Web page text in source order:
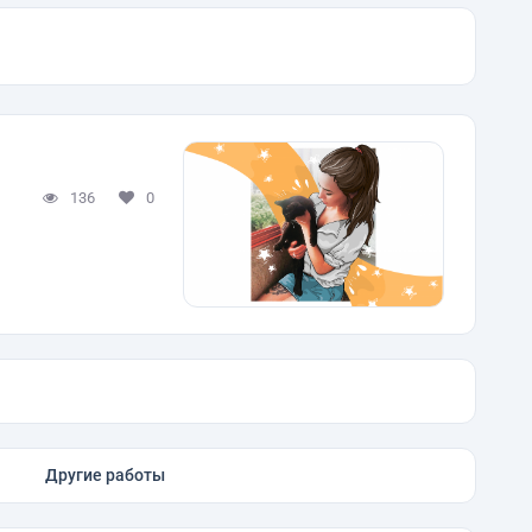
136 0
Другие работы